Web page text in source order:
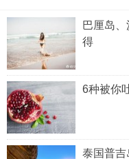
巴厘岛
得
6种被你
泰国普吉